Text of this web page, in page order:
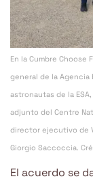
En la Cumbre
general de la Agencia
astronautas de la
adjunto del Centre
director ejecutivo de
Giorgio Saccoccia.
El acuerdo se